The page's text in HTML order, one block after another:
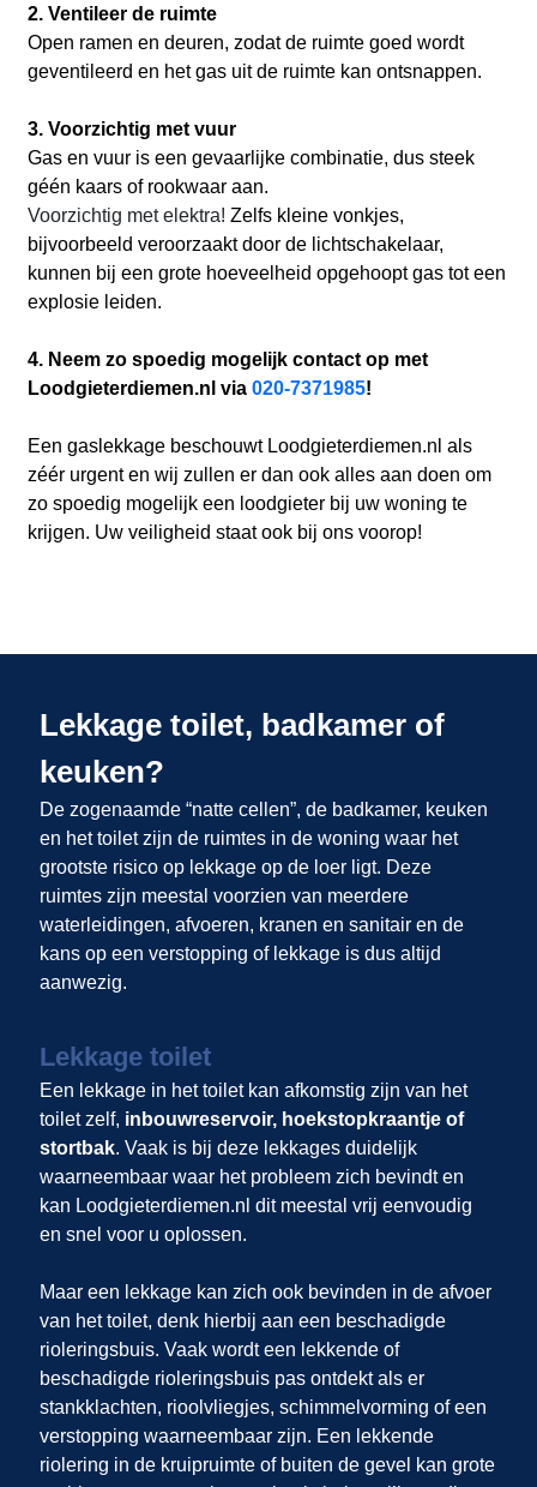
2. Ventileer de ruimte
Open ramen en deuren, zodat de ruimte goed wordt
geventileerd en het gas uit de ruimte kan ontsnappen.
3. Voorzichtig met vuur
Gas en vuur is een gevaarlijke combinatie, dus steek
géén kaars of rookwaar aan.
Voorzichtig met elektra! Zelfs kleine vonkjes,
bijvoorbeeld veroorzaakt door de lichtschakelaar,
kunnen bij een grote hoeveelheid opgehoopt gas tot een
explosie leiden.
4. Neem zo spoedig mogelijk contact op met
Loodgieterdiemen.nl via 020-7371985!
Een gaslekkage beschouwt Loodgieterdiemen.nl als
zéér urgent en wij zullen er dan ook alles aan doen om
zo spoedig mogelijk een loodgieter bij uw woning te
krijgen. Uw veiligheid staat ook bij ons voorop!
Lekkage toilet, badkamer of
keuken?
De zogenaamde “natte cellen”, de badkamer, keuken
en het toilet zijn de ruimtes in de woning waar het
grootste risico op lekkage op de loer ligt. Deze
ruimtes zijn meestal voorzien van meerdere
waterleidingen, afvoeren, kranen en sanitair en de
kans op een verstopping of lekkage is dus altijd
aanwezig.
Lekkage toilet
Een lekkage in het toilet kan afkomstig zijn van het
toilet zelf, inbouwreservoir, hoekstopkraantje of
stortbak. Vaak is bij deze lekkages duidelijk
waarneembaar waar het probleem zich bevindt en
kan Loodgieterdiemen.nl dit meestal vrij eenvoudig
en snel voor u oplossen.
Maar een lekkage kan zich ook bevinden in de afvoer
van het toilet, denk hierbij aan een beschadigde
rioleringsbuis. Vaak wordt een lekkende of
beschadigde rioleringsbuis pas ontdekt als er
stankklachten, rioolvliegjes, schimmelvorming of een
verstopping waarneembaar zijn. Een lekkende
riolering in de kruipruimte of buiten de gevel kan grote